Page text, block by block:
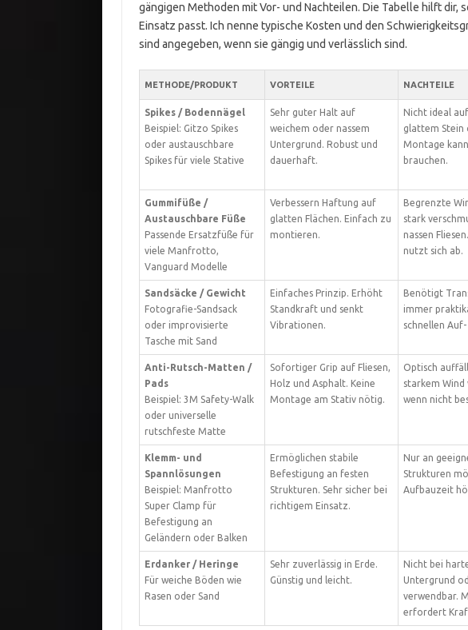
gängigen Methoden mit Vor- und Nachteilen. Die Tabelle hilft dir,
Einsatz passt. Ich nenne typische Kosten und den
sind angegeben, wenn sie gängig und verlässlich sind.
METHODE/PRODUKT VORTEILE NACHTEILE
Spikes / Bodennägel
Beispiel: Gitzo Spikes
oder austauschbare
Spikes für viele Stative
Sehr guter Halt auf
weichem oder nassem
Untergrund. Robust und
dauerhaft.
Nicht ideal
glattem Stein
Montage
brauchen.
Gummifüße /
Austauschbare Füße
Passende Ersatzfüße für
viele Manfrotto,
Vanguard Modelle
Verbessern Haftung auf
glatten Flächen. Einfach zu
montieren.
Begrenzte
stark
nassen
nutzt sich ab.
Sandsäcke / Gewicht
Fotografie-Sandsack
oder improvisierte
Tasche mit Sand
Einfaches Prinzip. Erhöht
Standkraft und senkt
Vibrationen.
Benötigt
immer
schnellen
Anti-Rutsch-Matten /
Pads
Beispiel: 3M Safety-Walk
oder universelle
rutschfeste Matte
Sofortiger Grip auf Fliesen,
Holz und Asphalt. Keine
Montage am Stativ nötig.
Optisch
starkem Wind
wenn nicht
Klemm- und
Spannlösungen
Beispiel: Manfrotto
Super Clamp für
Befestigung an
Geländern oder Balken
Ermöglichen stabile
Befestigung an festen
Strukturen. Sehr sicher bei
richtigem Einsatz.
Nur an
Strukturen
Aufbauzeit
Erdanker / Heringe
Für weiche Böden wie
Rasen oder Sand
Sehr zuverlässig in Erde.
Günstig und leicht.
Nicht bei
Untergrund
verwendbar.
erfordert